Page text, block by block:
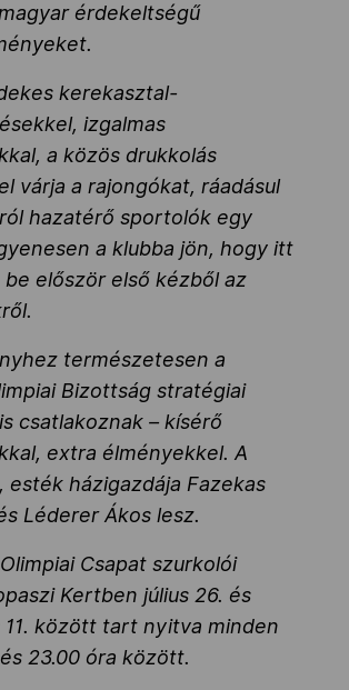
érdekeltségű
kerekasztal-
izgalmas
a közös drukkolás
várja a rajongókat, ráadásul
hazatérő sportolók egy
a klubba jön, hogy itt
be először első kézből az
természetesen a
Bizottság stratégiai
csatlakoznak – kísérő
extra élményekkel. A
esték házigazdája Fazekas
Léderer Ákos lesz.
Csapat szurkolói
Kertben július 26. és
11. között tart nyitva minden
23.00 óra között.